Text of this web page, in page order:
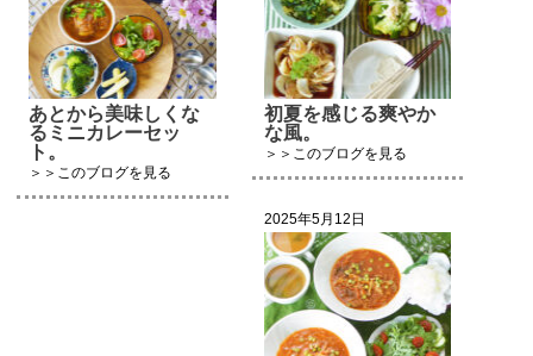
あとから美味しくな
るミニカレーセッ
ト。
＞＞このブログを見る
初夏を感じる爽やか
な風。
＞＞このブログを見る
2025年5月12日